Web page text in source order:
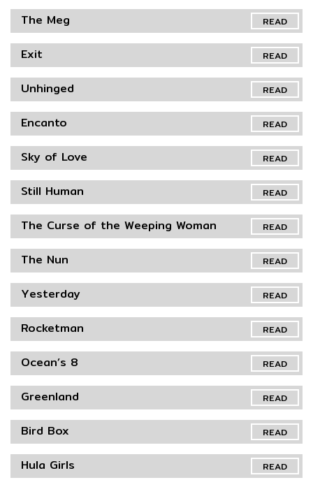
READ
The Meg
READ
Exit
READ
Unhinged
READ
Encanto
READ
Sky of Love
READ
Still Human
READ
The Curse of the Weeping Woman
READ
The Nun
READ
Yesterday
READ
Rocketman
READ
Ocean’s 8
READ
Greenland
READ
Bird Box
READ
Hula Girls